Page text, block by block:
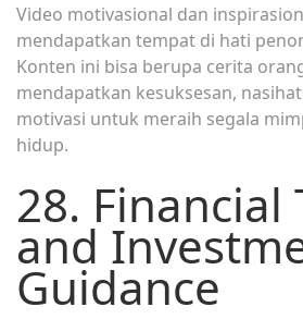
Video motivasional dan
mendapatkan tempat di hati
Konten ini bisa berupa cerita
mendapatkan kesuksesan,
motivasi untuk meraih segala
hidup.
28. Financial
and
Guidance